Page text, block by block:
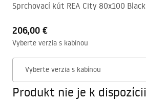
Sprchovací kút REA City 80x100 Black
206,00 €
Vyberte verzia s kabínou
Vyberte verzia s kabínou
Produkt nie je k dispozícii